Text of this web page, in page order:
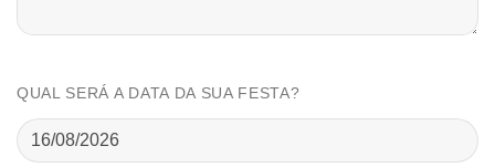
QUAL SERÁ A DATA DA SUA FESTA?